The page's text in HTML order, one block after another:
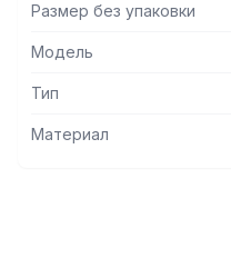
снабжена четырьмя
которых оснащено
Размер без упаковки
Модель
Тип
Материал